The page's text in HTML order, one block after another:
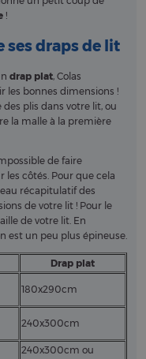
!
ses draps de lit
drap plat, Colas
les bonnes dimensions !
plis dans votre lit, ou
la malle à la première
de faire
côtés. Pour que cela
récapitulatif des
de votre lit ! Pour le
de votre lit. En
est un peu plus épineuse.
Drap plat
180x290cm
240x300cm
240x300cm ou